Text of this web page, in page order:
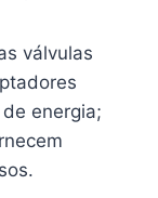
válvulas
energia;